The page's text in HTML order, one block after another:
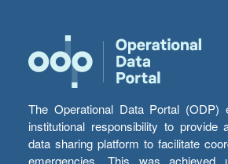
The Operational Data Portal (ODP)
institutional responsibility to provide
data sharing platform to facilitate
emergencies. This was achieved